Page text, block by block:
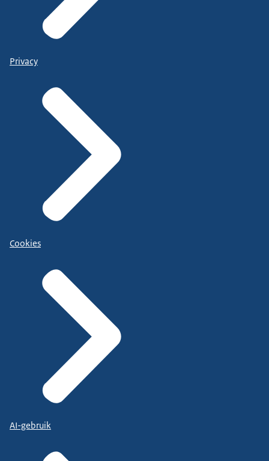
Privacy
Cookies
AI-gebruik